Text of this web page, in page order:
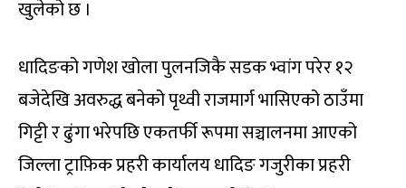
खुलेको छ ।
धादिङको गणेश खोला पुलनजिकै सडक भ्वांग परेर १२
बजेदेखि अवरुद्ध बनेको पृथ्वी राजमार्ग भासिएको ठाउँमा
गिट्टी र ढुंगा भरेपछि एकतर्फी रूपमा सञ्चालनमा आएको
जिल्ला ट्राफ़िक प्रहरी कार्यालय धादिङ गजुरीका प्रहरी